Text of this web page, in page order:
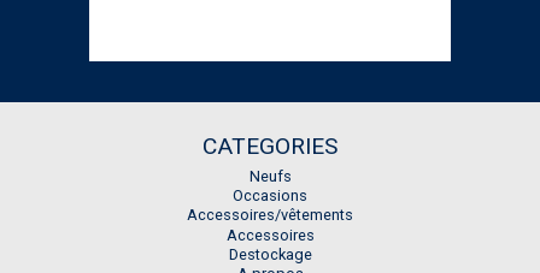
CATEGORIES
Neufs
Occasions
Accessoires/vêtements
Accessoires
Destockage